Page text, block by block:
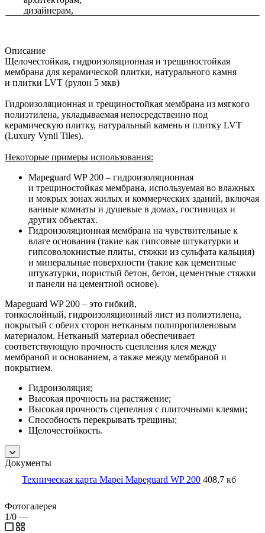
Описание
Щелочестойкая, гидроизоляционная и трещиностойкая
мембрана для керамической плитки, натурального камня
и плитки LVT (рулон 5 мкв)
Гидроизоляционная и трещиностойкая мембрана из мягкого
полиэтилена, укладываемая непосредственно под
керамическую плитку, натуральный камень и плитку LVT
(Luxury Vynil Tiles).
Некоторые примеры использования:
Mapeguard WP 200 – гидроизоляционная
и трещиностойкая мембрана, используемая во влажных
и мокрых зонах жилых и коммерческих зданий, включая
ванные комнаты и душевые в домах, гостиницах и
других объектах.
Гидроизоляционная мембрана на чувствительные к
влаге основания (такие как гипсовые штукатурки и
гипсоволокнистые плиты, стяжки из сульфата кальция)
и минеральные поверхности (такие как цементные
штукатурки, пористый бетон, бетон, цементные стяжки
и панели на цементной основе).
Mapeguard WP 200 – это гибкий,
тонкослойный, гидроизоляционный лист из полиэтилена,
покрытый с обеих сторон нетканым полипропиленовым
материалом. Нетканый материал обеспечивает
соответствующую прочность сцепления клея между
мембраной и основанием, а также между мембраной и
покрытием.
Гидроизоляция;
Высокая прочность на растяжение;
Высокая прочность сцепелния с плиточными клеями;
Способность перекрывать трещины;
Щелочестойкость.
Документы
Техническая карта Mapei Mapeguard WP 200 408,7 кб
Фотогалерея
1/0 —